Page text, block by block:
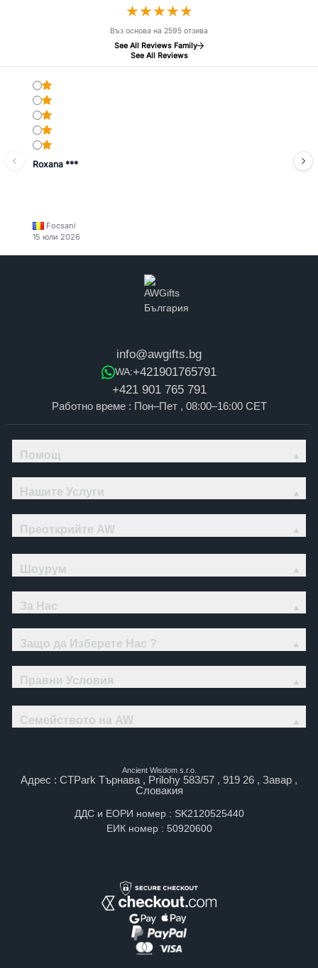
★★★★★
★★★★★
Въз основа на 2595 отзива
See All Reviews Family
See All Reviews
Roxana ***
Focsani
15 юли 2026
info@awgifts.bg
WA:+421901765791
+421 901 765 791
Работно време : Пон–Пет , 08:00–16:00 CET
Помощ
Нашите Услуги
Преоткрийте AW
Шоурум
За Нас
Защо да Изберете Нас ?
Правни Условия
Семейството на AW
Ancient Wisdom s.r.o.
Адрес : CTPark Търнава , Prilohy 583/57 , 919 26 , Завар ,
Словакия
ДДС и ЕОРИ номер : SK2120525440
ЕИК номер : 50920600